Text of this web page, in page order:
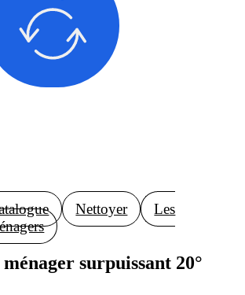
Nettoyer
Les
surpuissant 20°